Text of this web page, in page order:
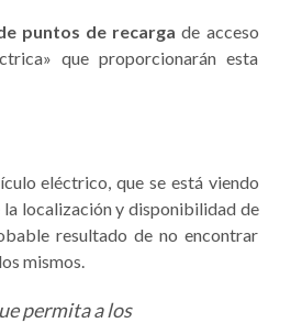
puntos de recarga de acceso
que proporcionarán esta
eléctrico, que se está viendo
localización y disponibilidad de
resultado de no encontrar
mismos.
permita a los